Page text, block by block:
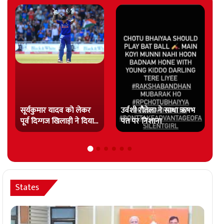
सूर्यकुमार यादव को लेकर
पूर्व दिग्गज खिलाड़ी ने दिया
यह…
उर्वशी रौतेला ने साधा ऋषभ
पंत पर निशाना
States